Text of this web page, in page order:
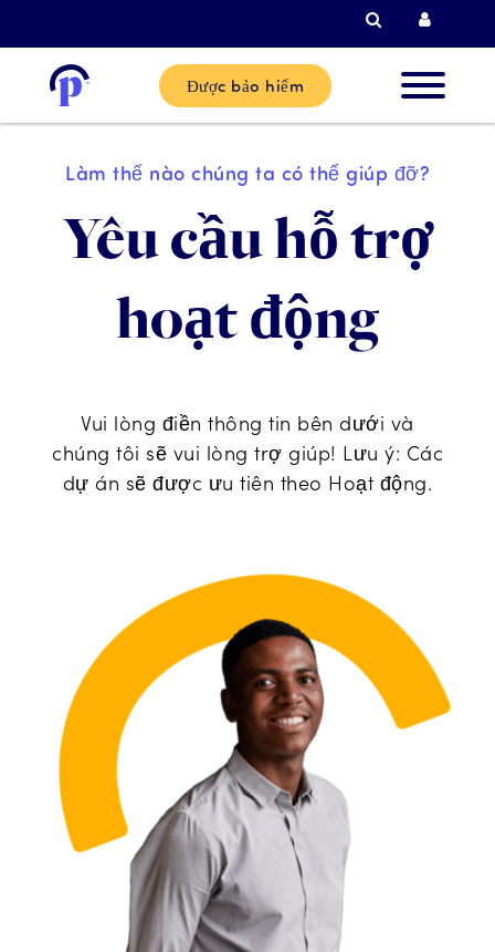
Tìm kiếm
Được bảo hiểm
hàng
Khách
hàng
Đối tác
Giúp đỡ
Làm thế nào chúng ta có thể giúp đỡ?
Yêu cầu hỗ trợ
hoạt động
Vui lòng điền thông tin bên dưới và
chúng tôi sẽ vui lòng trợ giúp! Lưu ý: Các
dự án sẽ được ưu tiên theo Hoạt động.